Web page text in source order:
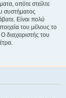
οπότε στείλτε
συστήματος
Είναι πολύ
του μέλους το
διαχειριστής του